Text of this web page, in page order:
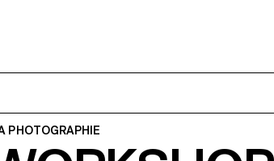
PHOTOGRAPHIE